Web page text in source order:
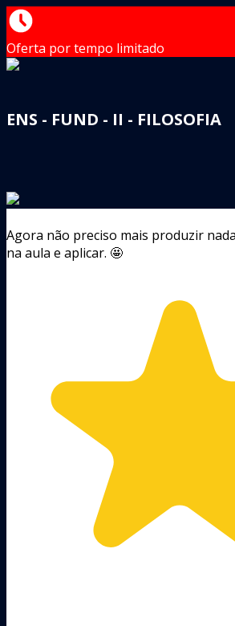
Oferta por tempo limitado
ENS - FUND - II - FILOSOFIA
Agora não preciso mais produzir
na aula e aplicar. 🤩